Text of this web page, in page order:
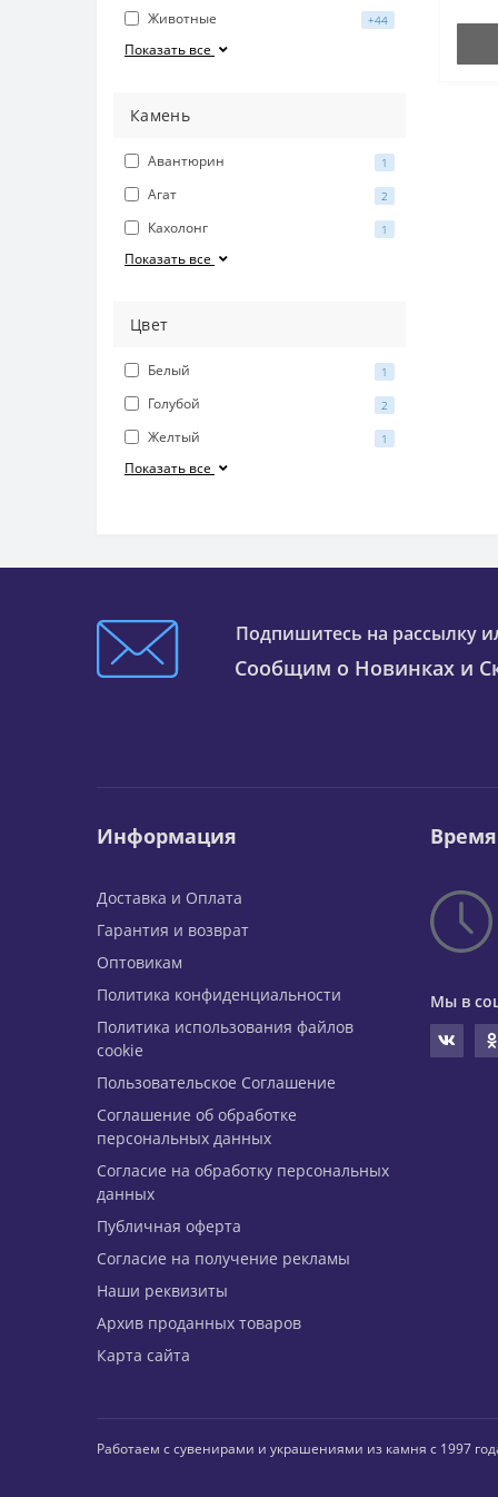
Животные +44
Показать все
Камень
Авантюрин 1
Агат 2
Кахолонг 1
Показать все
Цвет
Белый 1
Голубой 2
Желтый 1
Показать все
Подпишитесь на рассылку
Сообщим о Новинках и
Информация
Доставка и Оплата
Гарантия и возврат
Оптовикам
Политика конфиденциальности
Политика использования файлов
cookie
Пользовательское Соглашение
Соглашение об обработке
персональных данных
Согласие на обработку персональных
данных
Публичная оферта
Согласие на получение рекламы
Наши реквизиты
Архив проданных товаров
Карта сайта
Мы в
Работаем с сувенирами и украшениями из камня с 1997